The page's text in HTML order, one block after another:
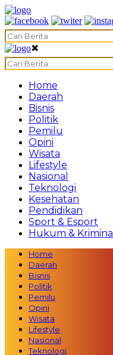
✖
Home
Daerah
Bisnis
Politik
Pemilu
Opini
Wisata
Lifestyle
Nasional
Teknologi
Kesehatan
Pendidikan
Sport & Esport
Hukum & Kriminal
Home
Daerah
Bisnis
Politik
Pemilu
Opini
Wisata
Lifestyle
Nasional
Teknologi